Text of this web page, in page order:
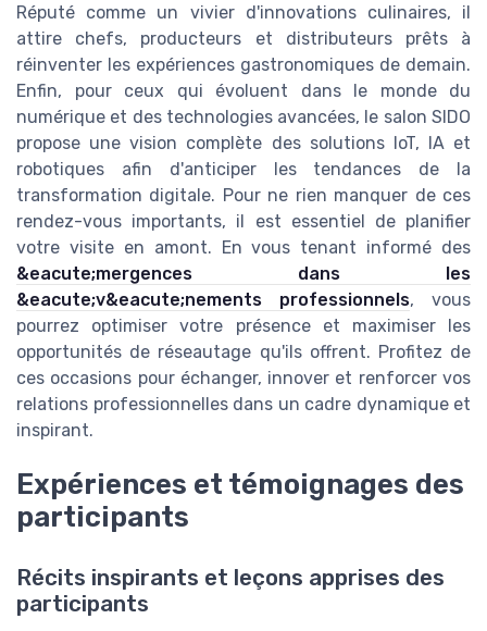
Réputé comme un vivier d'innovations culinaires, il
attire chefs, producteurs et distributeurs prêts à
réinventer les expériences gastronomiques de demain.
Enfin, pour ceux qui évoluent dans le monde du
numérique et des technologies avancées, le salon SIDO
propose une vision complète des solutions IoT, IA et
robotiques afin d'anticiper les tendances de la
transformation digitale. Pour ne rien manquer de ces
rendez-vous importants, il est essentiel de planifier
votre visite en amont. En vous tenant informé des
&eacute;mergences dans les
&eacute;v&eacute;nements professionnels, vous
pourrez optimiser votre présence et maximiser les
opportunités de réseautage qu'ils offrent. Profitez de
ces occasions pour échanger, innover et renforcer vos
relations professionnelles dans un cadre dynamique et
inspirant.
Expériences et témoignages des
participants
Récits inspirants et leçons apprises des
participants